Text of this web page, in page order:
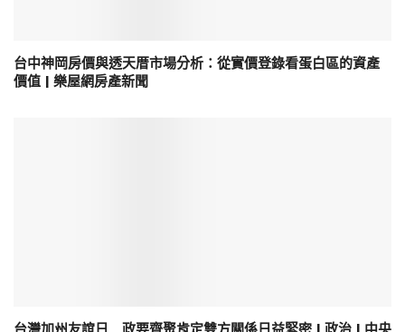
台中神岡房價與透天厝市場分析：從實價登錄看蛋白區的資產
價值 | 樂屋網房產新聞